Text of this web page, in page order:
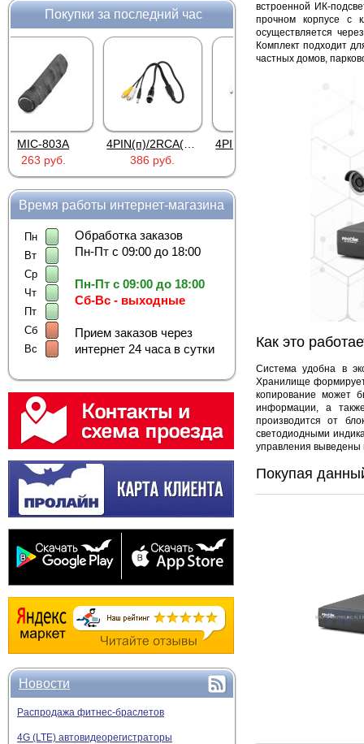
Покупки за последний час
4PIN(п)/2RCA(м)+DJK-11(п)
386 руб.
4PIN(п)/2RCA(п)+DJK-11(п)
386 руб.
Время работы интернет-магазина
Пн
Вт
Ср
Чт
Пт
Сб
Вс
Обработка заказов
Пн-Пт с 09:00 до 18:00
Пн-Пт с 09:00 до 18:00
Сб-Вс - выходные
Прием заказов через
интернет 24 часа в сутки
Новости
Распродажа фитнес-браслетов
4G (LTE) автовидеорегистраторы
встроенной ИК-
прочном корпусе с
осуществляется
Комплект подходит
частных домов,
Как это
Система удобна в
Хранилище
копирование может
информации, а
производится от
светодиодными
управления
Покупая